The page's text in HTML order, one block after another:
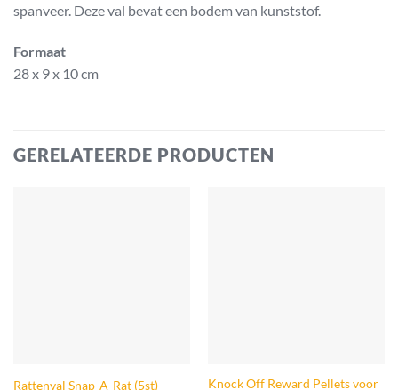
spanveer. Deze val bevat een bodem van kunststof.
Formaat
28 x 9 x 10 cm
GERELATEERDE PRODUCTEN
Rattenval Snap-A-Rat (5st) Knock Off Reward Pellets voor